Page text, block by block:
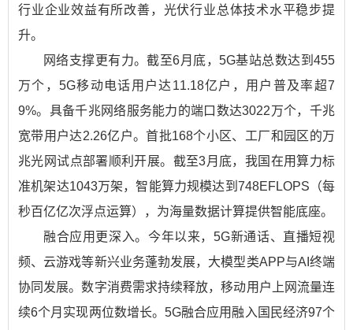
行业企业效益有所改善，光伏行业总体技术水平稳步提
升。
网络支撑更有力。截至6月底，5G基站总数达到455
万个，5G移动电话用户达11.18亿户，用户普及率超7
9%。具备千兆网络服务能力的端口数达3022万个，千兆
宽带用户达2.26亿户。首批168个小区、工厂和园区的万
兆光网试点部署顺利开展。截至3月底，我国在用算力标
准机架达1043万架，智能算力规模达到748EFLOPS（每
秒百亿亿次浮点运算），为海量数据计算提供智能底座。
融合应用更深入。今年以来，5G新通话、直播短视
频、云游戏等新兴业务蓬勃发展，大模型类APP与AI终端
协同发展。数字消费需求持续释放，移动用户上网流量连
续6个月实现两位数增长。5G融合应用融入国民经济97个